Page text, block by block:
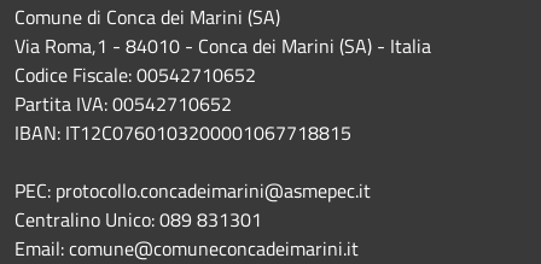
Comune di Conca dei Marini (SA)
Via Roma,1 - 84010 - Conca dei Marini (SA) - Italia
Codice Fiscale: 00542710652
Partita IVA: 00542710652
IBAN: IT12C0760103200001067718815
PEC: protocollo.concadeimarini@asmepec.it
Centralino Unico: 089 831301
Email: comune@comuneconcadeimarini.it